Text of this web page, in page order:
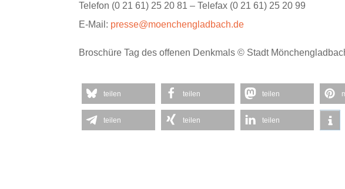
Telefon (0 21 61) 25 20 81 – Telefax (0 21 61) 25 20 99
E-Mail: presse@moenchengladbach.de
Broschüre Tag des offenen Denkmals © Stadt
teilen teilen teilen
teilen teilen teilen